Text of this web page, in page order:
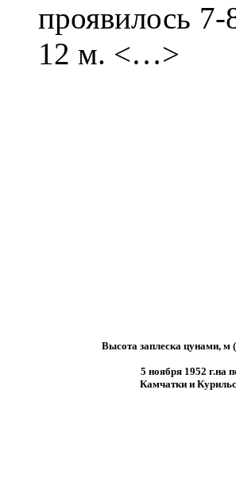
проявилось
12 м. <…>
Высота заплеска цунами, м (
5 ноября 1952 г.на
Камчатки и